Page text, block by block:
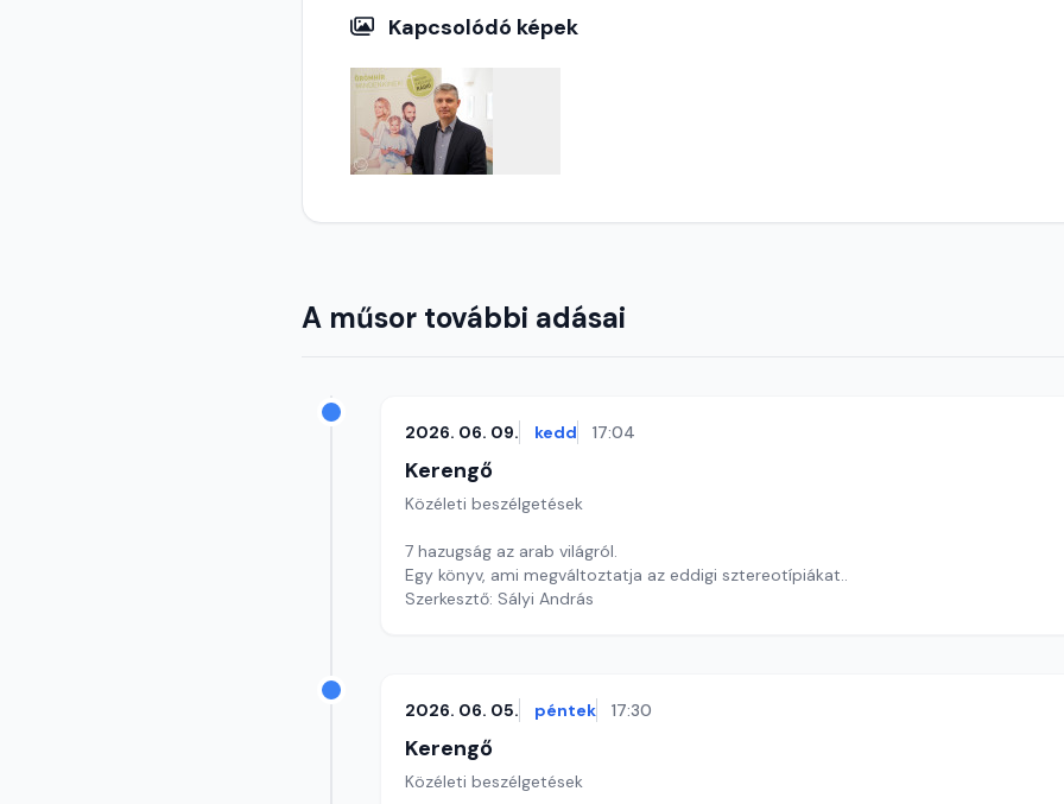
Kapcsolódó képek
A műsor további adásai
2026. 06. 09. kedd 17:04
Kerengő
Közéleti beszélgetések
7 hazugság az arab világról.
Egy könyv, ami megváltoztatja az eddigi sztereotípiákat..
Szerkesztő: Sályi András
2026. 06. 05. péntek 17:30
Kerengő
Közéleti beszélgetések